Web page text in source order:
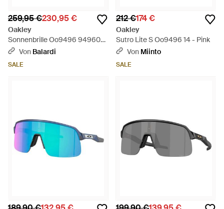
259,95 €230,95 €
Oakley
Sonnenbrille Oo9496 949604
Sutro Lite S Schwarz/Prizm
Von Balardi
SALE
212 €174 €
Oakley
Sutro Lite S Oo9496 14 - Pink
Von Miinto
SALE